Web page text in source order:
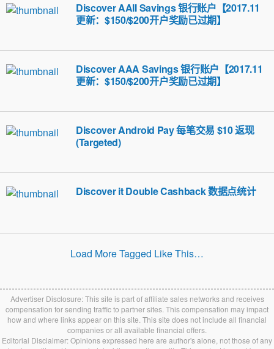
Discover AAII Savings 银行账户【2017.11
更新：$150/$200开户奖励已过期】
Discover AAA Savings 银行账户【2017.11
更新：$150/$200开户奖励已过期】
Discover Android Pay 每笔交易 $10 返现
(Targeted)
Discover it Double Cashback 数据点统计
Load More Tagged Like This…
Advertiser Disclosure: This site is part of affiliate sales networks and receives
compensation for sending traffic to partner sites. This compensation may impact
how and where links appear on this site. This site does not include all financial
companies or all available financial offers.
Editorial Disclaimer: Opinions expressed here are author's alone, not those of any